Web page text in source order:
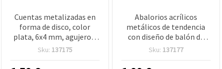
Cuentas metalizadas en
forma de disco, color
plata, 6x4 mm, agujero 2
mm, 50 g (aprox. 790 uds)
Sku: 137175
Abalorios acrílicos
metálicos de tendencia
con diseño de balón de
fútbol, redondos 8,5 mm,
plata, ~56 uds (20 g) –
Sku: 137177